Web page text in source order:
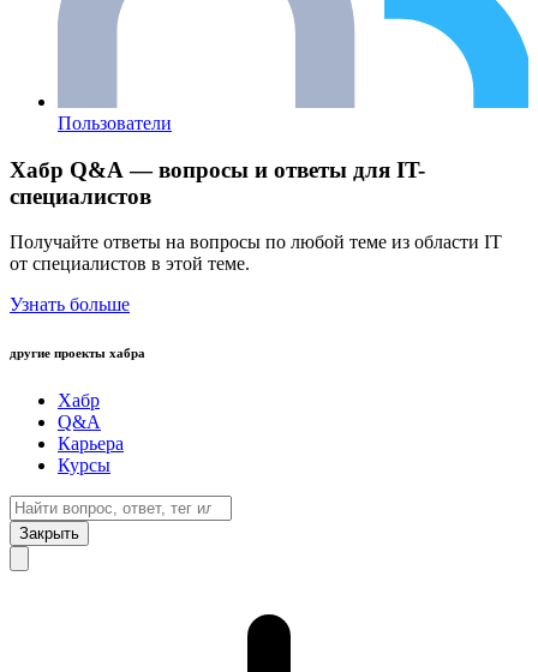
Пользователи
Хабр Q&A — вопросы и ответы для IT-
специалистов
Получайте ответы на вопросы по любой теме из области IT
от специалистов в этой теме.
Узнать больше
другие проекты хабра
Хабр
Q&A
Карьера
Курсы
Закрыть